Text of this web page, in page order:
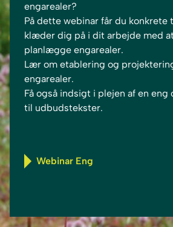
engarealer?
På dette webinar får du konkrete
klæder dig på i dit arbejde med
planlægge engarealer.
Lær om etablering og
engarealer.
Få også indsigt i plejen af en
til udbudstekster.
Webinar Eng